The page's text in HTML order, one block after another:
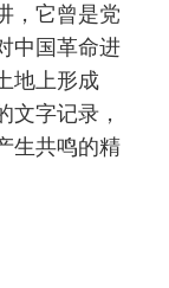
，它曾是党
中国革命进
地上形成
文字记录，
生共鸣的精